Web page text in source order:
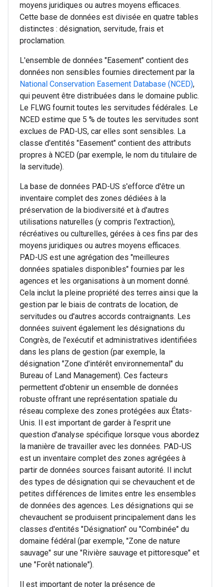
moyens juridiques ou autres moyens efficaces.
Cette base de données est divisée en quatre tables
distinctes : désignation, servitude, frais et
proclamation.
L'ensemble de données "Easement" contient des
données non sensibles fournies directement par la
National Conservation Easement Database (NCED),
qui peuvent être distribuées dans le domaine public.
Le FLWG fournit toutes les servitudes fédérales. Le
NCED estime que 5 % de toutes les servitudes sont
exclues de PAD-US, car elles sont sensibles. La
classe d'entités "Easement" contient des attributs
propres à NCED (par exemple, le nom du titulaire de
la servitude).
La base de données PAD-US s'efforce d'être un
inventaire complet des zones dédiées à la
préservation de la biodiversité et à d'autres
utilisations naturelles (y compris l'extraction),
récréatives ou culturelles, gérées à ces fins par des
moyens juridiques ou autres moyens efficaces.
PAD-US est une agrégation des "meilleures
données spatiales disponibles" fournies par les
agences et les organisations à un moment donné.
Cela inclut la pleine propriété des terres ainsi que la
gestion par le biais de contrats de location, de
servitudes ou d'autres accords contraignants. Les
données suivent également les désignations du
Congrès, de l'exécutif et administratives identifiées
dans les plans de gestion (par exemple, la
désignation "Zone d'intérêt environnemental" du
Bureau of Land Management). Ces facteurs
permettent d'obtenir un ensemble de données
robuste offrant une représentation spatiale du
réseau complexe des zones protégées aux États-
Unis. Il est important de garder à l'esprit une
question d'analyse spécifique lorsque vous abordez
la manière de travailler avec les données. PAD-US
est un inventaire complet des zones agrégées à
partir de données sources faisant autorité. Il inclut
des types de désignation qui se chevauchent et de
petites différences de limites entre les ensembles
de données des agences. Les désignations qui se
chevauchent se produisent principalement dans les
classes d'entités "Désignation" ou "Combinée" du
domaine fédéral (par exemple, "Zone de nature
sauvage" sur une "Rivière sauvage et pittoresque" et
une "Forêt nationale").
Il est important de noter la présence de